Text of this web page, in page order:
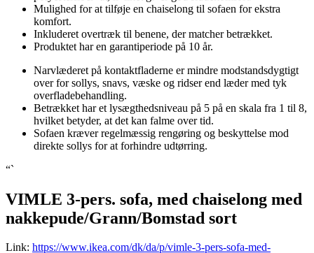
Mulighed for at tilføje en chaiselong til sofaen for ekstra
komfort.
Inkluderet overtræk til benene, der matcher betrækket.
Produktet har en garantiperiode på 10 år.
Narvlæderet på kontaktfladerne er mindre modstandsdygtigt
over for sollys, snavs, væske og ridser end læder med tyk
overfladebehandling.
Betrækket har et lysægthedsniveau på 5 på en skala fra 1 til 8,
hvilket betyder, at det kan falme over tid.
Sofaen kræver regelmæssig rengøring og beskyttelse mod
direkte sollys for at forhindre udtørring.
“`
VIMLE 3-pers. sofa, med chaiselong med
nakkepude/Grann/Bomstad sort
Link: https://www.ikea.com/dk/da/p/vimle-3-pers-sofa-med-